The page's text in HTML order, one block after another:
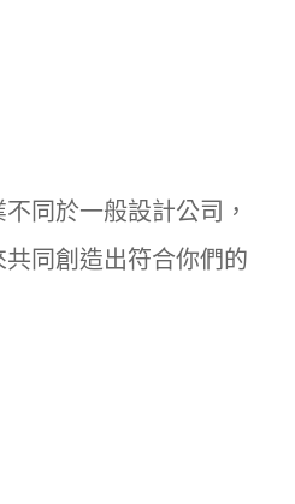
同於一般設計公司，
同創造出符合你們的